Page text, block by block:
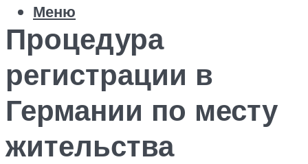
Меню
Процедура
регистрации в
Германии по месту
жительства